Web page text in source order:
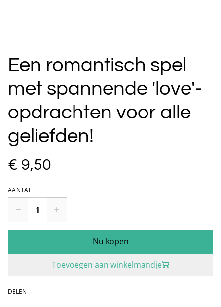
Een romantisch spel
met spannende 'love'-
opdrachten voor alle
geliefden!
€ 9,50
AANTAL
Nu kopen
Toevoegen aan winkelmandje
DELEN